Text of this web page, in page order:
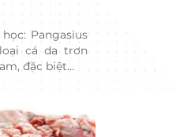
Pangasius
cá da trơn
đặc biệt…